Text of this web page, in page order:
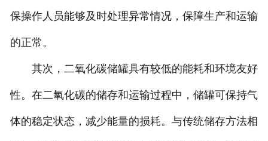
保操作人员能够及时处理异常情况，保障生产和运输
的正常。
其次，二氧化碳储罐具有较低的能耗和环境友好
性。在二氧化碳的储存和运输过程中，储罐可保持气
体的稳定状态，减少能量的损耗。与传统储存方法相